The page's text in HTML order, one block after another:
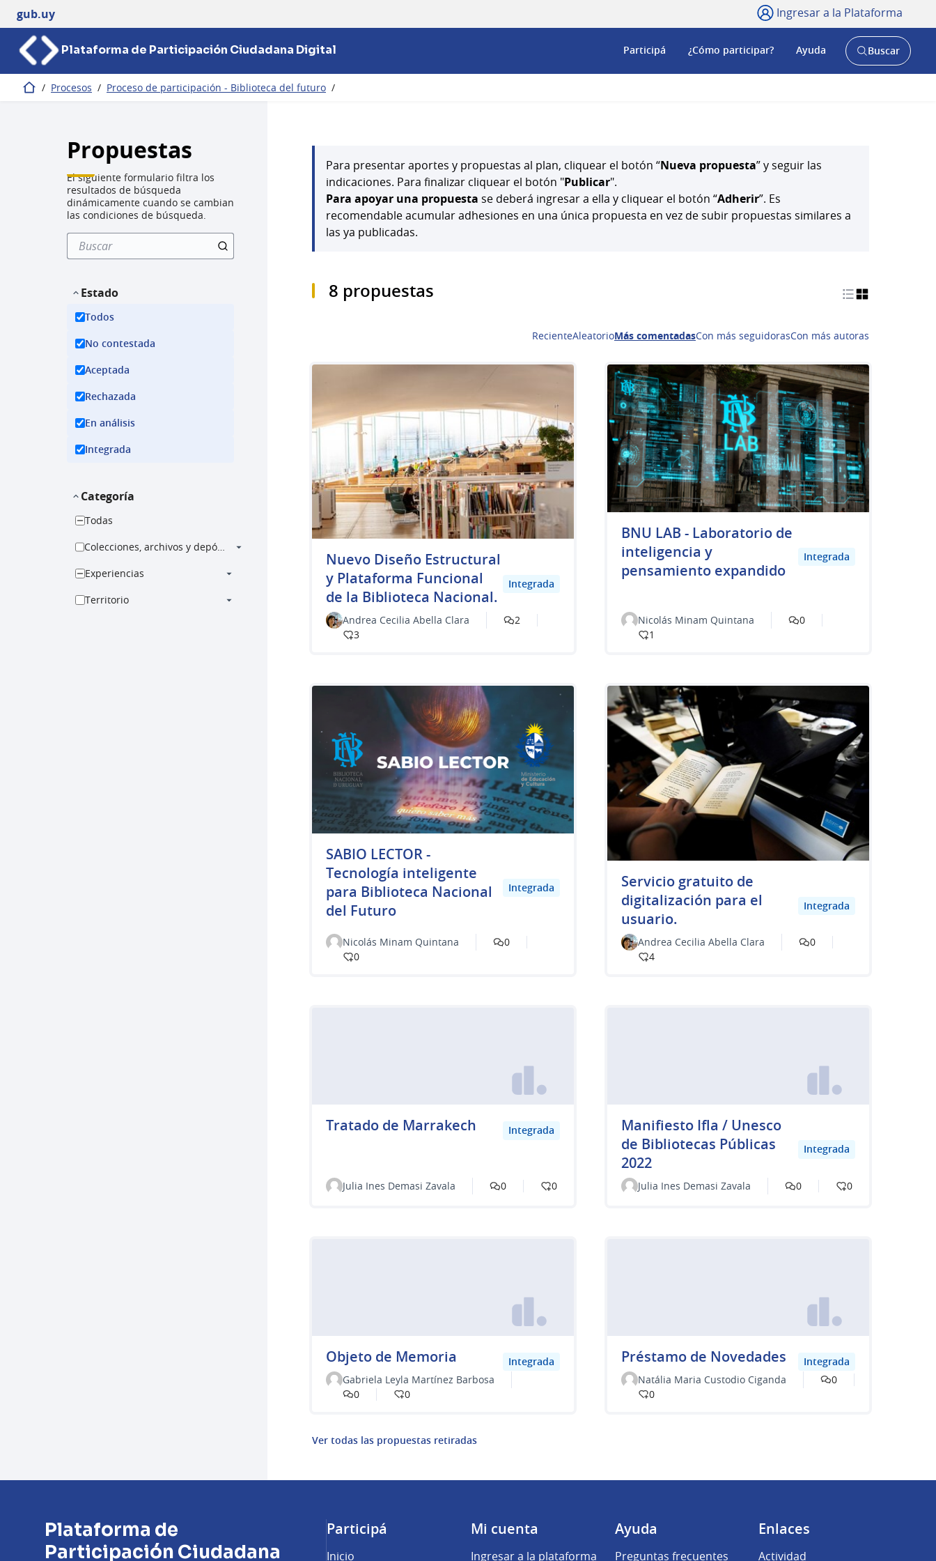
gub.uy Ingresar a la Plataforma
Plataforma de Participación Ciudadana Digital Participá ¿Cómo participar? Ayuda
AbrirBuscar
Inicio / Procesos / Proceso de participación - Biblioteca del futuro /
Propuestas
El siguiente formulario filtra los
resultados de búsqueda
dinámicamente cuando se cambian
las condiciones de búsqueda.
Estado
Todos
No contestada
Aceptada
Rechazada
En análisis
Integrada
Categoría
Todas
Colecciones, archivos y depósito
Experiencias
Territorio
Para presentar aportes y propuestas al plan, cliquear el botón “Nueva propuesta” y seguir las
indicaciones. Para finalizar cliquear el botón "Publicar".
Para apoyar una propuesta se deberá ingresar a ella y cliquear el botón “Adherir”. Es
recomendable acumular adhesiones en una única propuesta en vez de subir propuestas similares a
las ya publicadas.
8 propuestas
RecienteAleatorioMás comentadasCon más seguidorasCon más autoras
Nuevo Diseño Estructural
y Plataforma Funcional
de la Biblioteca Nacional.
Integrada
Andrea Cecilia Abella Clara
2
3
BNU LAB - Laboratorio de
inteligencia y
pensamiento expandido
Integrada
Nicolás Minam Quintana
0
1
SABIO LECTOR -
Tecnología inteligente
para Biblioteca Nacional
del Futuro
Integrada
Nicolás Minam Quintana
0
0
Servicio gratuito de
digitalización para el
usuario.
Integrada
Andrea Cecilia Abella Clara
0
4
Tratado de Marrakech Integrada
Julia Ines Demasi Zavala 0 0
Manifiesto Ifla / Unesco
de Bibliotecas Públicas
2022
Integrada
Julia Ines Demasi Zavala 0 0
Objeto de Memoria
Integrada
Gabriela Leyla Martínez Barbosa
0
0
Préstamo de Novedades
Integrada
Natália Maria Custodio Ciganda
0
0
Ver todas las propuestas retiradas
Plataforma de
Participación Ciudadana
Participá
Inicio
Mi cuenta
Ingresar a la plataforma
Ayuda
Preguntas frecuentes
Enlaces
Actividad